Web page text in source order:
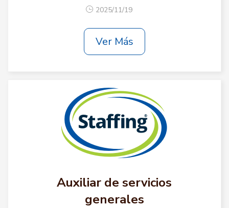
2025/11/19
Ver Más
Auxiliar de servicios
generales